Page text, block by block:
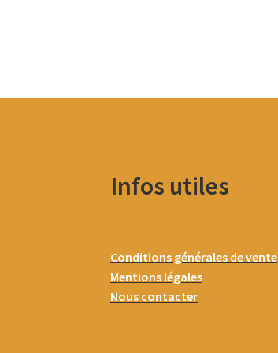
Infos utiles
Conditions générales de vente
Mentions légales
Nous contacter